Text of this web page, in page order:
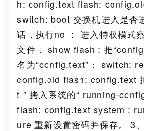
h: config.text flash:
switch: boot 交换机进入是否
话，执行no ： 进入特权模式
文件： show flash : 把
名为“config.text”： switch:
config.old flash: config.text
t ” 拷入系统的“ running-
flash: config.text system :
ure 重新设置密码并保存。 3